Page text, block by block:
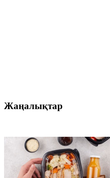
Жаңалықтар